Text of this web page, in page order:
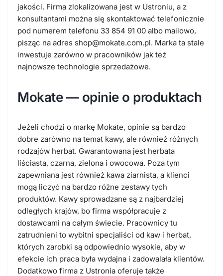
jakości. Firma zlokalizowana jest w Ustroniu, a z
konsultantami można się skontaktować telefonicznie
pod numerem telefonu 33 854 91 00 albo mailowo,
pisząc na adres shop@mokate.com.pl. Marka ta stale
inwestuje zarówno w pracowników jak też
najnowsze technologie sprzedażowe.
Mokate — opinie o produktach
Jeżeli chodzi o markę Mokate, opinie są bardzo
dobre zarówno na temat kawy, ale również różnych
rodzajów herbat. Gwarantowana jest herbata
liściasta, czarna, zielona i owocowa. Poza tym
zapewniana jest również kawa ziarnista, a klienci
mogą liczyć na bardzo różne zestawy tych
produktów. Kawy sprowadzane są z najbardziej
odległych krajów, bo firma współpracuje z
dostawcami na całym świecie. Pracownicy tu
zatrudnieni to wybitni specjaliści od kaw i herbat,
których zarobki są odpowiednio wysokie, aby w
efekcie ich praca była wydajna i zadowalała klientów.
Dodatkowo firma z Ustronia oferuje także